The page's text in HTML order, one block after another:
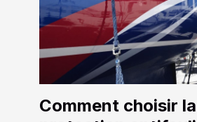
Comment choisir